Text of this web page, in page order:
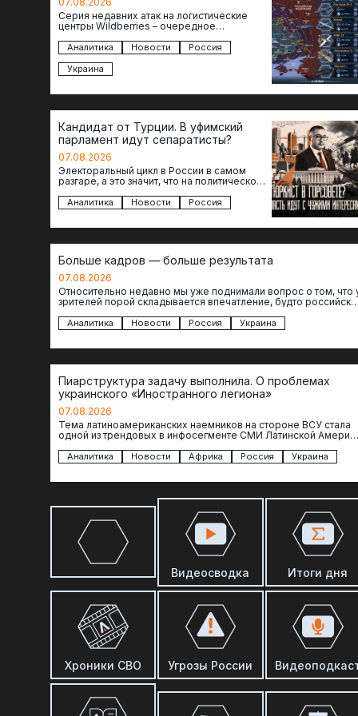
Серия недавних атак на логистические
центры Wildberries – очередное
российского тыла. И суть здесь даже не…
Аналитика Новости
Россия
Украина
Кандидат от Турции. В уфимский
парламент идут сепаратисты?
07.08.2026
Электоральный цикл в России в самом
разгаре, а это значит, что на политическое
сомнительной репутацией….
Аналитика Новости Россия
Больше кадров — больше результата
07.08.2026
Относительно недавно мы уже поднимали вопрос о том, что
зрителей порой складывается впечатление, будто
Аналитика Новости Россия Украина
Пиарструктура задачу выполнила. О проблемах
украинского «Иностранного легиона»
07.08.2026
Тема латиноамериканских наемников на стороне ВСУ стала
одной из трендовых в инфосегменте СМИ Латинской
Аналитика Новости Африка Россия Украина
Видеосводка Итоги дня
Хроники СВО Угрозы России